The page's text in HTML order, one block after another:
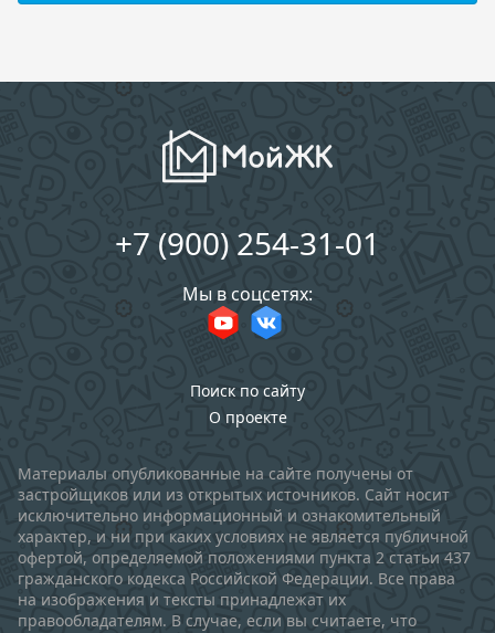
+7 (900) 254-31-01
Мы в соцсетях:
Поиск по сайту
О проекте